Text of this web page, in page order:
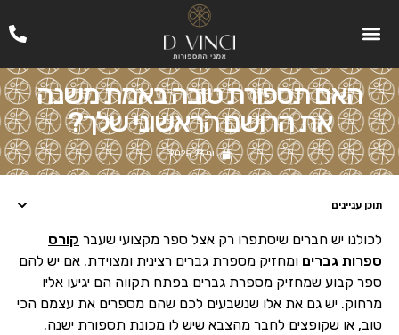
האם תספורת טובה באמת משנה
את הרושם הראשוני שלך?
יוני 23, 2025
תוכן עניינים
לכולנו יש חברים שיסתפרו רק אצל ספר מקצועי שעבר קורס
ספרות גברים ומחזיק מספרת גברים רצינית ומצוידת. אם יש להם
ספר קבוע שמחזיק מספרת גברים בפתח תקווה הם יגיעו אליו
מרחוק. יש גם את אלו שנשבעים לכם שהם מספרים את עצמם הכי
טוב, או שקופצים לחבר מהצבא שיש לו מכונת תספורת ישנה.